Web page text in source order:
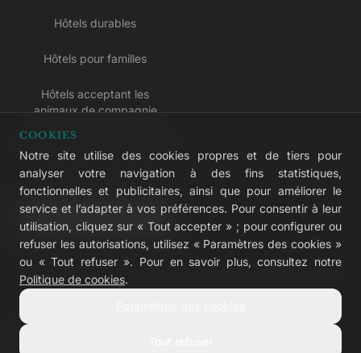
Hôtels durables
Hôtels pour familles
Hôtels acceptant les
animaux de compagnie
Hôtels tout compris
LIVVO Plus
COOKIES
Notre site utilise des cookies propres et de tiers pour
analyser votre navigation à des fins statistiques,
fonctionnelles et publicitaires, ainsi que pour améliorer le
service et l’adapter à vos préférences. Pour consentir à leur
utilisation, cliquez sur « Tout accepter » ; pour configurer ou
refuser les autorisations, utilisez « Paramètres des cookies »
ou « Tout refuser ». Pour en savoir plus, consultez notre
Politique de cookies.